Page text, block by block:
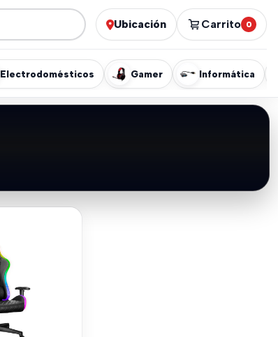
Ubicación Carrito 0
Electrodomésticos Gamer Informática